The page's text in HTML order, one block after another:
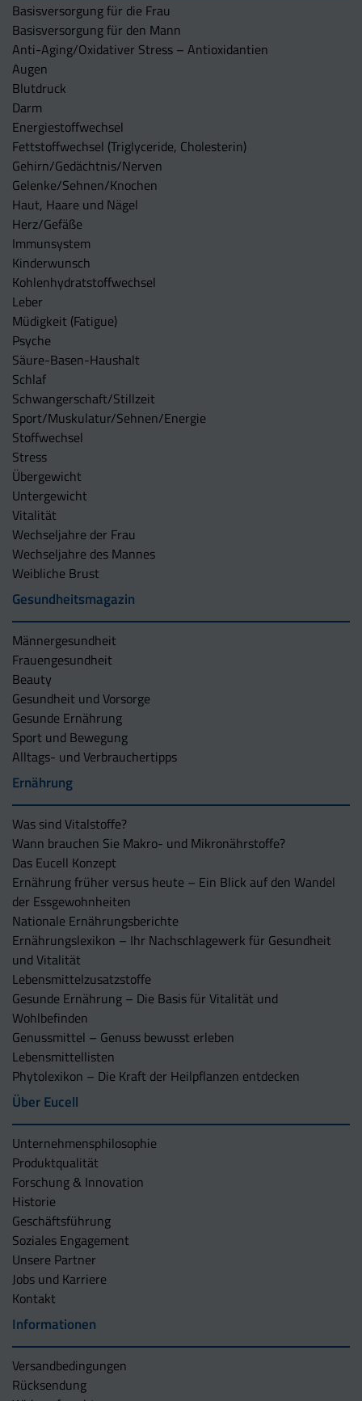
Basisversorgung für die Frau
Basisversorgung für den Mann
Anti-Aging/Oxidativer Stress – Antioxidantien
Augen
Blutdruck
Darm
Energiestoffwechsel
Fettstoffwechsel (Triglyceride, Cholesterin)
Gehirn/Gedächtnis/Nerven
Gelenke/Sehnen/Knochen
Haut, Haare und Nägel
Herz/Gefäße
Immunsystem
Kinderwunsch
Kohlenhydratstoffwechsel
Leber
Müdigkeit (Fatigue)
Psyche
Säure-Basen-Haushalt
Schlaf
Schwangerschaft/Stillzeit
Sport/Muskulatur/Sehnen/Energie
Stoffwechsel
Stress
Übergewicht
Untergewicht
Vitalität
Wechseljahre der Frau
Wechseljahre des Mannes
Weibliche Brust
Gesundheitsmagazin
Männergesundheit
Frauengesundheit
Beauty
Gesundheit und Vorsorge
Gesunde Ernährung
Sport und Bewegung
Alltags- und Verbrauchertipps
Ernährung
Was sind Vitalstoffe?
Wann brauchen Sie Makro- und Mikronährstoffe?
Das Eucell Konzept
Ernährung früher versus heute – Ein Blick auf den Wandel
der Essgewohnheiten
Nationale Ernährungsberichte
Ernährungslexikon – Ihr Nachschlagewerk für Gesundheit
und Vitalität
Lebensmittelzusatzstoffe
Gesunde Ernährung – Die Basis für Vitalität und
Wohlbefinden
Genussmittel – Genuss bewusst erleben
Lebensmittellisten
Phytolexikon – Die Kraft der Heilpflanzen entdecken
Über Eucell
Unternehmens­philosophie
Produktqualität
Forschung & Innovation
Historie
Geschäftsführung
Soziales Engagement
Unsere Partner
Jobs und Karriere
Kontakt
Informationen
Versandbedingungen
Rücksendung